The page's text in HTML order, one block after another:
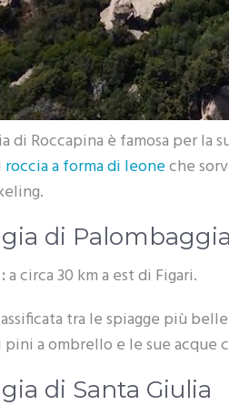
di Roccapina è famosa per
roccia a forma di leoneche
di Palombaggia
a circa 30 km a est di Figari.
tra le spiagge più
pini a ombrello e le sue
di Santa Giulia